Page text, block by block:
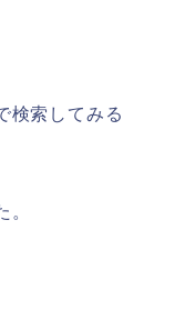
検索してみる